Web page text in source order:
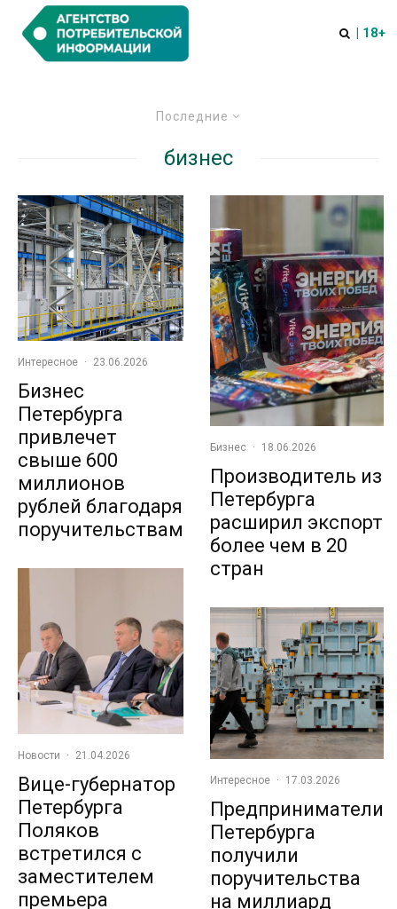
| 18+
Последние
бизнес
Интересное · 23.06.2026
Бизнес
Петербурга
привлечет
свыше 600
миллионов
рублей благодаря
поручительствам
Новости · 21.04.2026
Вице-губернатор
Петербурга
Поляков
встретился с
заместителем
премьера
Бизнес · 18.06.2026
Производитель из
Петербурга
расширил экспорт
более чем в 20
стран
Интересное · 17.03.2026
Предприниматели
Петербурга
получили
поручительства
на миллиард